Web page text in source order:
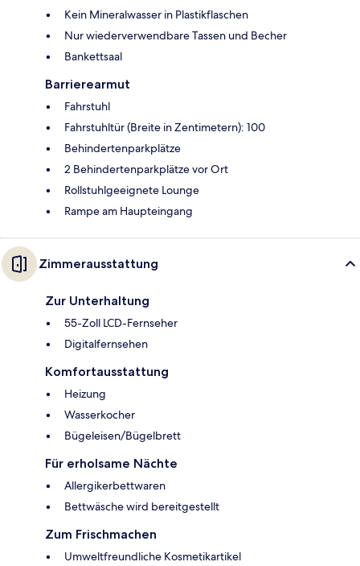
Kein Mineralwasser in Plastikflaschen
Nur wiederverwendbare Tassen und Becher
Bankettsaal
Barrierearmut
Fahrstuhl
Fahrstuhltür (Breite in Zentimetern): 100
Behindertenparkplätze
2 Behindertenparkplätze vor Ort
Rollstuhlgeeignete Lounge
Rampe am Haupteingang
Zimmerausstattung
Zur Unterhaltung
55-Zoll LCD-Fernseher
Digitalfernsehen
Komfortausstattung
Heizung
Wasserkocher
Bügeleisen/Bügelbrett
Für erholsame Nächte
Allergikerbettwaren
Bettwäsche wird bereitgestellt
Zum Frischmachen
Umweltfreundliche Kosmetikartikel